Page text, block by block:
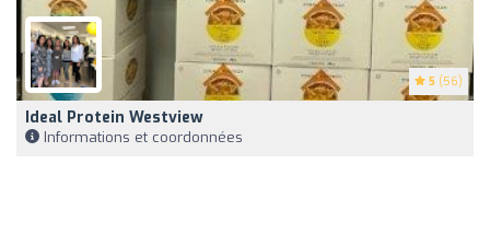
5 (56)
Ideal Protein Westview
Informations et coordonnées